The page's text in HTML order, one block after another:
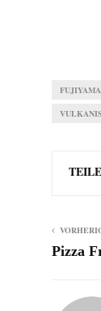
FUJIYAMA
Pizza